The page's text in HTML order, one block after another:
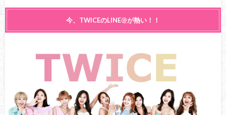
TWICE・ジョンヨンがステージ復帰！体調は大丈夫？今後の
活動予定は？【徹底調査】
【祝福】本日11月1日は、TWICE・ジョンヨンの24歳の誕生
日！ファンから祝福の声！
TWICEジョンヨンが活動休止を発表！その理由とは？【気に
なる話題】
今、TWICEのLINE@が熱い！！